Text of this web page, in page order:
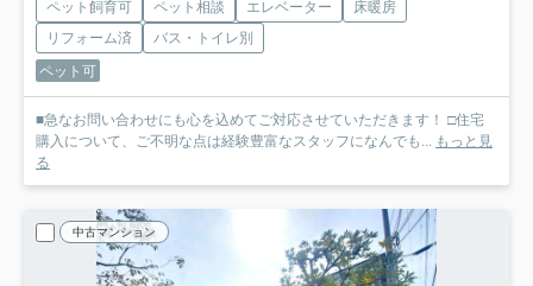
ペット飼育可 ペット相談 エレベーター
床暖房
リフォーム済
バス・トイレ別
ペット可
■急なお問い合わせにも心を込めてご対応させていただきます！ □住宅
購入について、ご不明な点は経験豊富なスタッフになんでも... もっと見
る
中古マンション